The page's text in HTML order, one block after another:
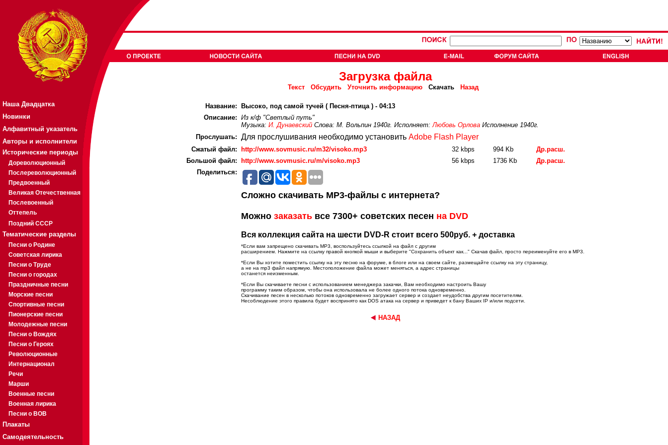
Наша Двадцатка
Новинки
Алфавитный указатель
Авторы и исполнители
Исторические периоды
Дореволюционный
Послереволюционный
Предвоенный
Великая Отечественная
Послевоенный
Оттепель
Поздний СССР
Тематические разделы
Песни о Родине
Советская лирика
Песни о Труде
Песни о городах
Праздничные песни
Морские песни
Спортивные песни
Пионерские песни
Молодежные песни
Песни о Вождях
Песни о Героях
Революционные
Интернационал
Речи
Марши
Военные песни
Военная лирика
Песни о ВОВ
Плакаты
Самодеятельность
Загрузка файла
Текст Обсудить Уточнить информацию Скачать Назад
Название:
Высоко, под самой тучей ( Песня-птица ) - 04:13
Описание: Из к/ф "Светлый путь"
Музыка: И. ДунаевскийСлова: М. Вольпин 1940г. Исполняет:Любовь ОрловаИсполнение 1940г.
Прослушать: Для прослушивания необходимо установить Adobe Flash Player
Cжатый файл: http://www.sovmusic.ru/m32/visoko.mp3 32 kbps 994 Kb
Др.расш.
Большой файл:
http://www.sovmusic.ru/m/visoko.mp3 56 kbps 1736 Kb
Др.расш.
Поделиться:
Сложно скачивать MP3-файлы с интернета?
Можно заказатьвсе 7300+ советских песен на DVD
Вся коллекция сайта на шести DVD-R стоит всего 500руб. + доставка
*Если вам запрещено скачивать MP3, воспользуйтесь ссылкой на файл с другим
расширением. Нажмите на ссылку правой кнопкой мыши и выберите "Сохранить объект как..." Скачав файл, просто переименуйте его в MP3.
*Если Вы хотите поместить ссылку на эту песню на форуме, в блоге или на своем сайте, размещайте ссылку на эту страницу,
а не на mp3 файл напрямую. Местоположение файла может меняться, а адрес страницы
останется неизменным.
*Если Вы скачиваете песни с использованием менеджера закачки, Вам необходимо настроить Вашу
программу таким образом, чтобы она использовала не более одного потока одновременно.
Скачивание песен в несколько потоков одновременно загружает сервер и создает неудобства другим посетителям.
Несоблюдение этого правила будет воспринято как DOS атака на сервер и приведет к бану Ваших IP и/или подсети.
НАЗАД